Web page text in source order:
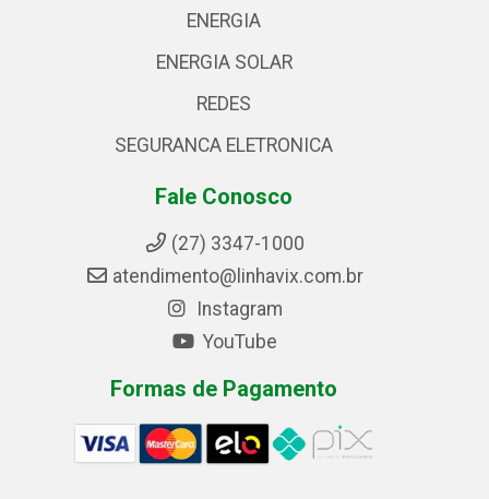
ENERGIA
ENERGIA SOLAR
REDES
SEGURANCA ELETRONICA
Fale Conosco
(27) 3347-1000
atendimento@linhavix.com.br
Instagram
YouTube
Formas de Pagamento